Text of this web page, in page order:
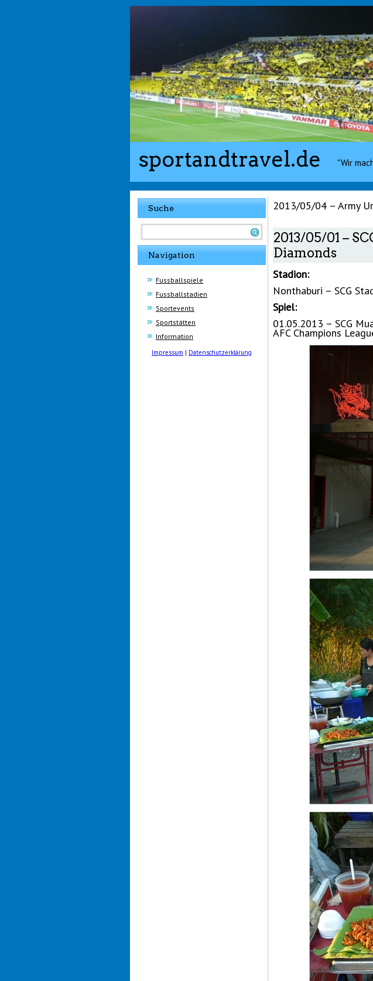
sportandtravel.de "Wir
Suche
Navigation
Fussballspiele
Fussballstadien
Sportevents
Sportstätten
Information
Impressum | Datenschutzerklärung
2013/05/04 – Army
2013/05/01 –
Diamonds
Stadion:
Nonthaburi – SCG
Spiel:
01.05.2013 – SCG
AFC Champions